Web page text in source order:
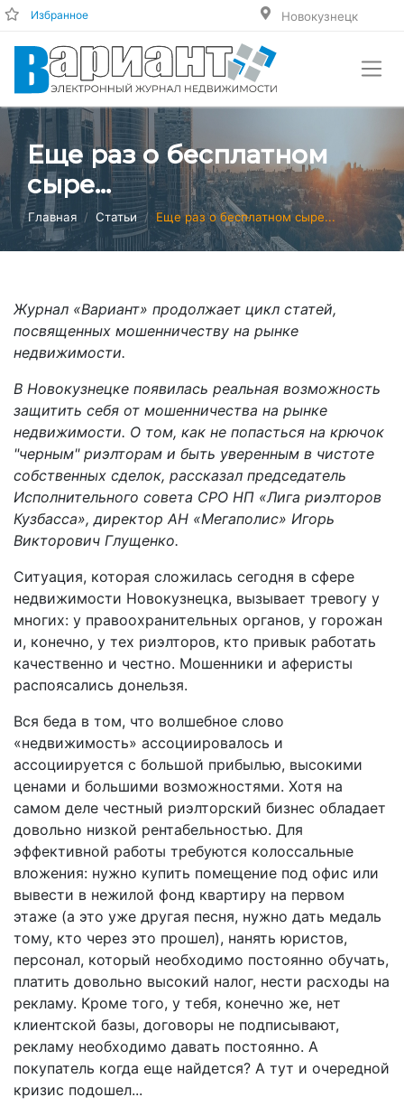
Избранное Новокузнецк
Еще раз о бесплатном
сыре...
Главная Статьи Еще раз о бесплатном сыре...
Журнал «Вариант» продолжает цикл статей,
посвященных мошенничеству на рынке
недвижимости.
В Новокузнецке появилась реальная возможность
защитить себя от мошенничества на рынке
недвижимости. О том, как не попасться на крючок
"черным" риэлторам и быть уверенным в чистоте
собственных сделок, рассказал председатель
Исполнительного совета СРО НП «Лига риэлторов
Кузбасса», директор АН «Мегаполис» Игорь
Викторович Глущенко.
Ситуация, которая сложилась сегодня в сфере
недвижимости Новокузнецка, вызывает тревогу у
многих: у правоохранительных органов, у горожан
и, конечно, у тех риэлторов, кто привык работать
качественно и честно. Мошенники и аферисты
распоясались донельзя.
Вся беда в том, что волшебное слово
«недвижимость» ассоциировалось и
ассоциируется с большой прибылью, высокими
ценами и большими возможностями. Хотя на
самом деле честный риэлторский бизнес обладает
довольно низкой рентабельностью. Для
эффективной работы требуются колоссальные
вложения: нужно купить помещение под офис или
вывести в нежилой фонд квартиру на первом
этаже (а это уже другая песня, нужно дать медаль
тому, кто через это прошел), нанять юристов,
персонал, который необходимо постоянно обучать,
платить довольно высокий налог, нести расходы на
рекламу. Кроме того, у тебя, конечно же, нет
клиентской базы, договоры не подписывают,
рекламу необходимо давать постоянно. А
покупатель когда еще найдется? А тут и очередной
кризис подошел...